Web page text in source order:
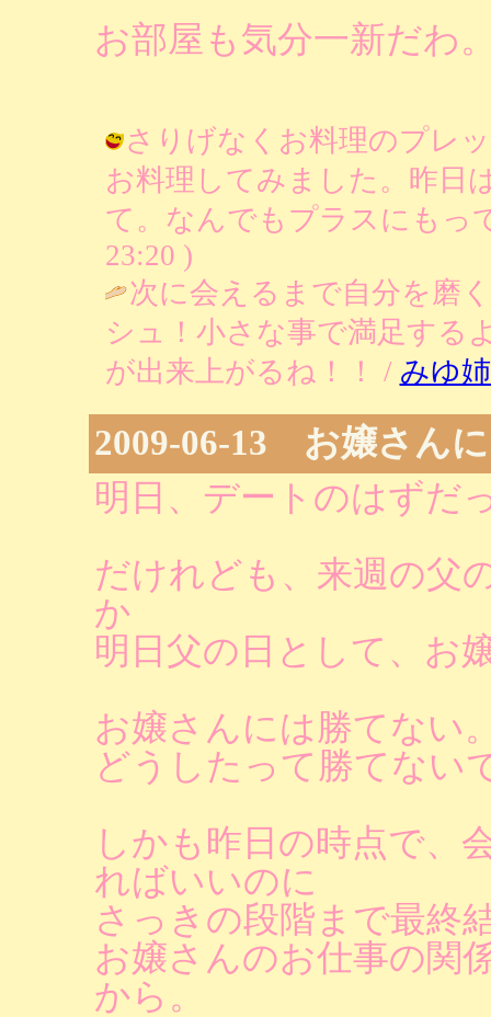
お部屋も気分一新だわ
さりげなくお料理のプレ
お料理してみました。昨日
て。なんでもプラスにもっ
23:20 )
次に会えるまで自分を磨
シュ！小さな事で満足する
が出来上がるね！！ / みゆ
2009-06-13 お嬢さん
明日、デートのはずだ
だけれども、来週の父
か
明日父の日として、お
お嬢さんには勝てない
どうしたって勝てない
しかも昨日の時点で、
ればいいのに
さっきの段階まで最終
お嬢さんのお仕事の関
から。